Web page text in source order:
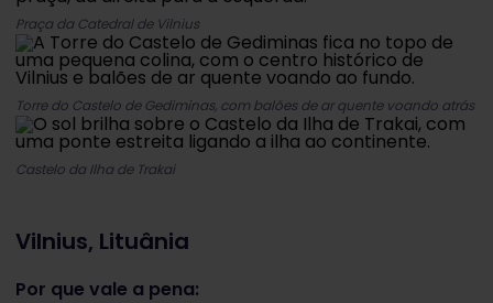
Praça da Catedral de Vilnius
Torre do Castelo de Gediminas, com balões de ar quente voando atrás
Castelo da Ilha de Trakai
Vilnius, Lituânia
Por que vale a pena: